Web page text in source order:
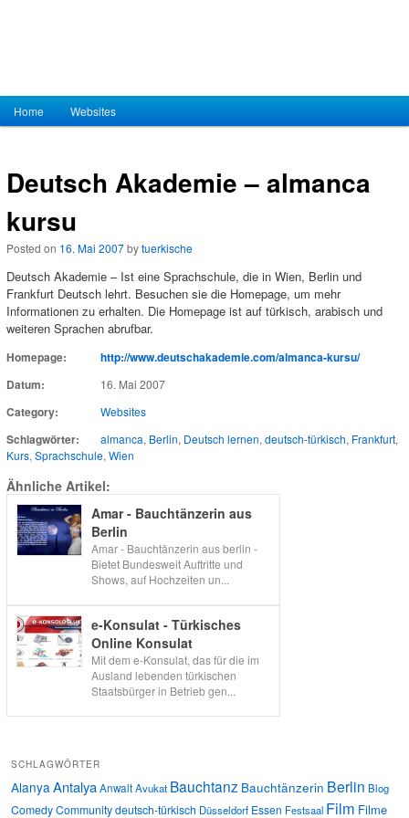
Hauptmenü
Zum Inhalt wechseln
Zum sekundären Inhalt wechseln
Home Websites
Deutsch Akademie – almanca
kursu
Posted on 16. Mai 2007 bytuerkische
Deutsch Akademie – Ist eine Sprachschule, die in Wien, Berlin und
Frankfurt Deutsch lehrt. Besuchen sie die Homepage, um mehr
Informationen zu erhalten. Die Homepage ist auf türkisch, arabisch und
weiteren Sprachen abrufbar.
Homepage:
http://www.deutschakademie.com/almanca-kursu/
Datum:
16. Mai 2007
Category: Websites
Schlagwörter: almanca, Berlin, Deutsch lernen, deutsch-türkisch, Frankfurt,
Kurs, Sprachschule, Wien
Ähnliche Artikel:
Amar - Bauchtänzerin aus
Berlin
Amar - Bauchtänzerin aus berlin -
Bietet Bundesweit Auftritte und
Shows, auf Hochzeiten un...
e-Konsulat - Türkisches
Online Konsulat
Mit dem e-Konsulat, das für die im
Ausland lebenden türkischen
Staatsbürger in Betrieb gen...
SCHLAGWÖRTER
Alanya AntalyaAnwaltAvukat Bauchtanz Bauchtänzerin Berlin Blog
ComedyCommunitydeutsch-türkisch Düsseldorf Essen Festsaal Film Filme